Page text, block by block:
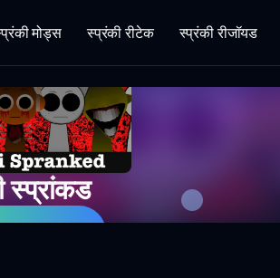
मोड्स स्प्रंकी रीटेक स्प्रंकी रीजॉयड
स्प्रांकड